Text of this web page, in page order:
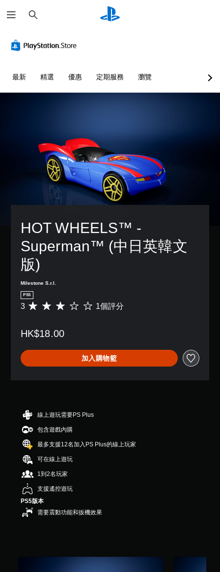
尋
最新 精選 優惠 定期服務 瀏覽
HOT WHEELS™ -
Superman™ (中日英韓文
版)
Milestone S.r.l.
PS5
平
分
3
顆
星
顆
星
）
，
共
1
評
分
3 1個評分
HK$18.00
加入購物籃
線上遊玩需要PS Plus
包含遊戲內購
最多支援12名加入PS Plus的線上玩家
可在線上遊玩
1到2名玩家
支援遙控遊玩
PS5版本
需要震動功能和扳機效果